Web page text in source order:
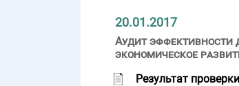
20.01.2017
Аудит эффективности
экономическое
Результат проверки